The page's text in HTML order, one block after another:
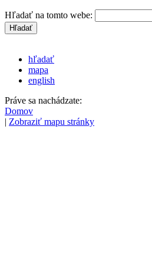
Hľadať na tomto webe:
hľadať
mapa
english
Práve sa nachádzate:
Domov
| Zobraziť mapu stránky